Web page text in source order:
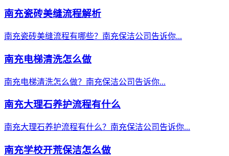
南充瓷砖美缝流程解析
南充瓷砖美缝流程有哪些？南充保洁公司告诉你...
南充电梯清洗怎么做
南充电梯清洗怎么做？南充保洁公司告诉你...
南充大理石养护流程有什么
南充大理石养护流程有什么？南充保洁公司告诉你...
南充学校开荒保洁怎么做